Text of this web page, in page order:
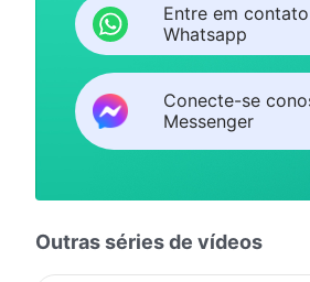
Entre em
Whatsapp
Conecte-se
Messenger
Outras séries de vídeos